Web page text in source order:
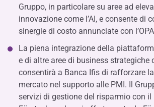
Gruppo, in particolare su aree ad
innovazione come l’AI, e consente di
sinergie di costo annunciate con
La piena integrazione della
e di altre aree di business strategiche
consentirà a Banca Ifis di rafforzare
mercato nel supporto alle PMI. Il
servizi di gestione del risparmio con il